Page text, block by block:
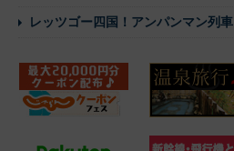
レッツゴー四国！アンパンマン列車